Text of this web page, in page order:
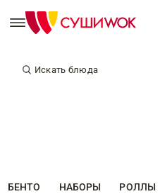
Искать блюда
БЕНТО НАБОРЫ РОЛЛЫ